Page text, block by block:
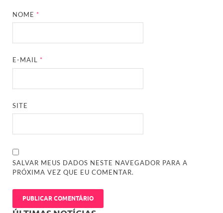
NOME*
E-MAIL*
SITE
SALVAR MEUS DADOS NESTE NAVEGADOR PARA A
PRÓXIMA VEZ QUE EU COMENTAR.